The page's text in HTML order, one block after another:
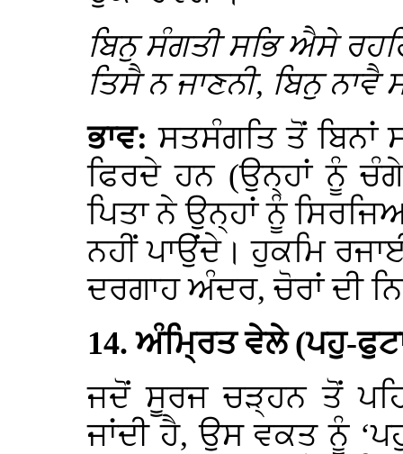
ਬਿਨੁ ਸੰਗਤੀ ਸਭਿ ਐਸੇ
ਤਿਸੈ ਨ ਜਾਣਨੀ, ਬਿਨੁ
ਭਾਵ:ਸਤਸੰਗਤਿ ਤੋਂ ਬਿਨਾਂ
ਫਿਰਦੇ ਹਨ (ਉਨ੍ਹਾਂ ਨੂੰ
ਪਿਤਾ ਨੇ ਉਨ੍ਹਾਂ ਨੂੰ
ਨਹੀਂ ਪਾਉਂਦੇ। ਹੁਕਮਿ
ਦਰਗਾਹ ਅੰਦਰ, ਚੋਰਾਂ ਦੀ
14. ਅੰਮ੍ਰਿਤ ਵੇਲੇ (ਪਹੁ-
ਜਦੋਂ ਸੂਰਜ ਚੜ੍ਹਨ ਤੋਂ
ਜਾਂਦੀ ਹੈ, ਉਸ ਵਕਤ ਨੂੰ